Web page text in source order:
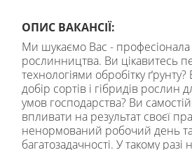
ОПИС ВАКАНСІЇ:
Ми шукаємо Вас - професіонала
рослинництва. Ви цікавитесь
технологіями обробітку
добір сортів і гібридів рослин
умов господарства? Ви
впливати на результат своєї
ненормований робочий день
багатозадачності. У такому